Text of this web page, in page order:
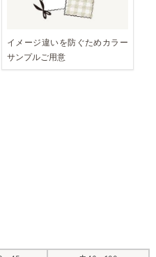
イメージ違いを防ぐためカラー
サンプルご用意